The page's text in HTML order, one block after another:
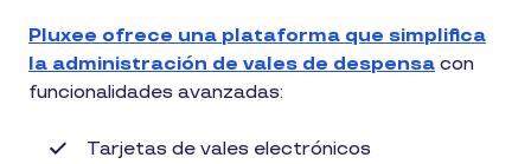
Pluxee ofrece una plataforma que simplifica
la administración de vales de despensa con
funcionalidades avanzadas:
Tarjetas de vales electrónicos